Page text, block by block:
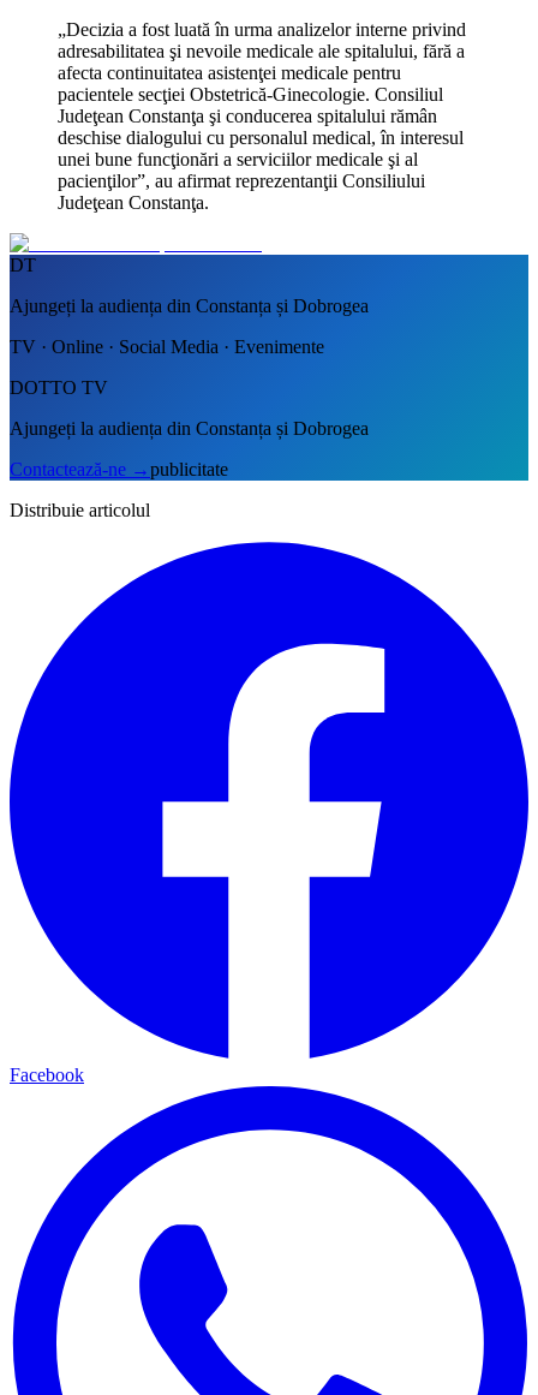
„Decizia a fost luată în urma analizelor interne privind
adresabilitatea şi nevoile medicale ale spitalului, fără a
afecta continuitatea asistenţei medicale pentru
pacientele secţiei Obstetrică-Ginecologie. Consiliul
Judeţean Constanţa şi conducerea spitalului rămân
deschise dialogului cu personalul medical, în interesul
unei bune funcţionări a serviciilor medicale şi al
pacienţilor”, au afirmat reprezentanţii Consiliului
Judeţean Constanţa.
DT
Ajungeți la audiența din Constanța și Dobrogea
TV · Online · Social Media · Evenimente
DOTTO TV
Ajungeți la audiența din Constanța și Dobrogea
Contactează-ne →publicitate
Distribuie articolul
Facebook